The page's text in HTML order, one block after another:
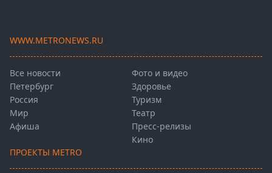
WWW.METRONEWS.RU
Все новости
Петербург
Россия
Мир
Афиша
Фото и видео
Здоровье
Туризм
Театр
Пресс-релизы
Кино
ПРОЕКТЫ METRO